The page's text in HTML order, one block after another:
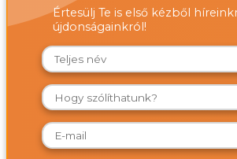
Értesülj Te is első kézből
újdonságainkról!